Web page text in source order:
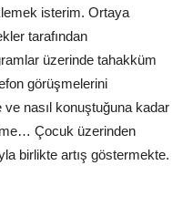
isterim. Ortaya
tarafından
üzerinde tahakküm
görüşmelerini
nasıl konuştuğuna kadar
Çocuk üzerinden
birlikte artış göstermekte.